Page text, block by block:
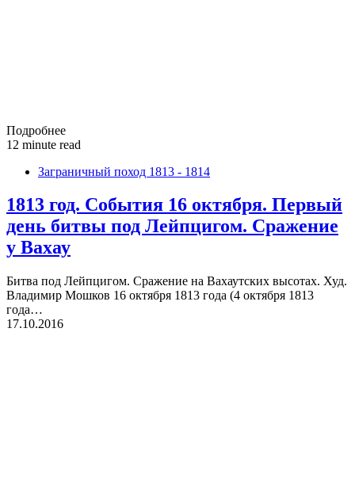
Подробнее
12 minute read
Заграничный поход 1813 - 1814
1813 год. События 16 октября. Первый
день битвы под Лейпцигом. Сражение
у Вахау
Битва под Лейпцигом. Сражение на Вахаутских высотах. Худ.
Владимир Мошков 16 октября 1813 года (4 октября 1813
года…
17.10.2016